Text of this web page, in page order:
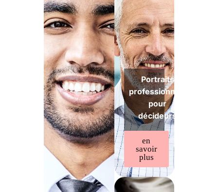
Portraits
professionnels
pour
décideurs
en
savoir
plus